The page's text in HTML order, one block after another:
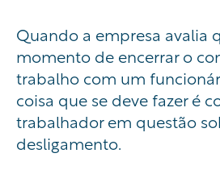
Quando a empresa avalia
momento de encerrar o
trabalho com um
coisa que se deve fazer é
trabalhador em questão
desligamento.